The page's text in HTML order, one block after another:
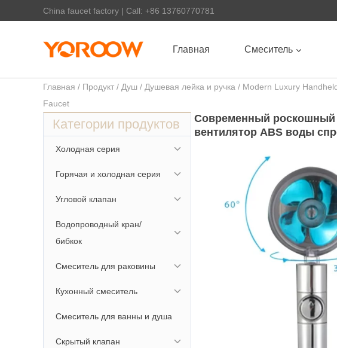
China faucet factory | Call: +86 13760770781
Главная Смеситель
Главная / Продукт / Душ / Душевая лейка и ручка / Modern Luxury
Faucet
Категории продуктов
Холодная серия
Горячая и холодная серия
Угловой клапан
Водопроводный кран/
бибкок
Смеситель для раковины
Кухонный смеситель
Смеситель для ванны и душа
Скрытый клапан
Современный роскошный
вентилятор ABS воды